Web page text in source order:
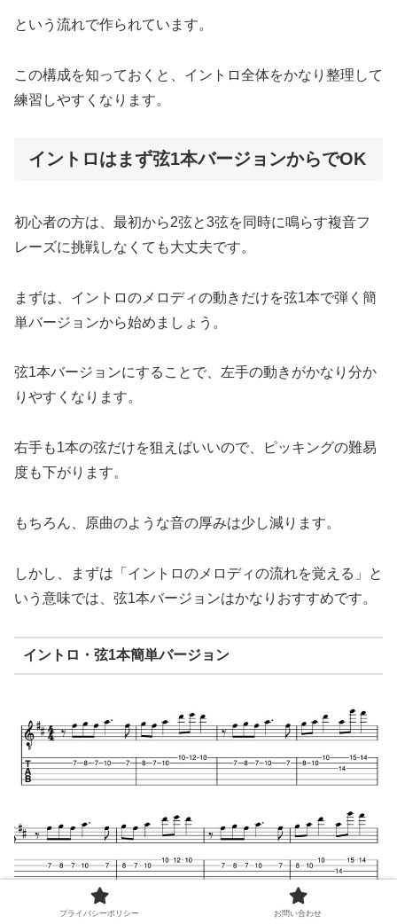
という流れで作られています。
この構成を知っておくと、イントロ全体をかなり整理して
練習しやすくなります。
イントロはまず弦1本バージョンからでOK
初心者の方は、最初から2弦と3弦を同時に鳴らす複音フ
レーズに挑戦しなくても大丈夫です。
まずは、イントロのメロディの動きだけを弦1本で弾く簡
単バージョンから始めましょう。
弦1本バージョンにすることで、左手の動きがかなり分か
りやすくなります。
右手も1本の弦だけを狙えばいいので、ピッキングの難易
度も下がります。
もちろん、原曲のような音の厚みは少し減ります。
しかし、まずは「イントロのメロディの流れを覚える」と
いう意味では、弦1本バージョンはかなりおすすめです。
イントロ・弦1本簡単バージョン
プライバシーポリシー お問い合わせ